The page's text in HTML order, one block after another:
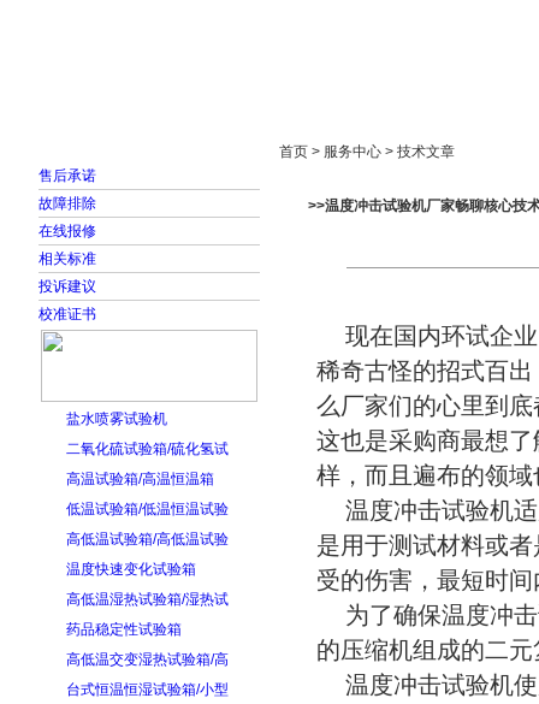
售后承诺
故障排除
在线报修
相关标准
投诉建议
校准证书
盐水喷雾试验机
二氧化硫试验箱/硫化氢试
高温试验箱/高温恒温箱
低温试验箱/低温恒温试验
高低温试验箱/高低温试验
温度快速变化试验箱
高低温湿热试验箱/湿热试
药品稳定性试验箱
高低温交变湿热试验箱/高
台式恒温恒湿试验箱/小型
首页 > 服务中心 > 技术文章
>>温度冲击试验机厂家畅聊核心技
现在国内环试企业
稀奇古怪的招式百
么厂家们的心里到
这也是采购商最想
样，而且遍布的领
温度冲击试验机适
是用于测试材料或
受的伤害，最短时
为了确保温度冲击
的压缩机组成的二
温度冲击试验机使